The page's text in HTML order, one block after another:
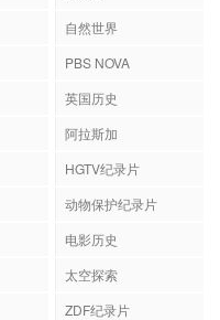
自然世界
PBS NOVA
英国历史
阿拉斯加
HGTV纪录片
动物保护纪录片
电影历史
太空探索
ZDF纪录片